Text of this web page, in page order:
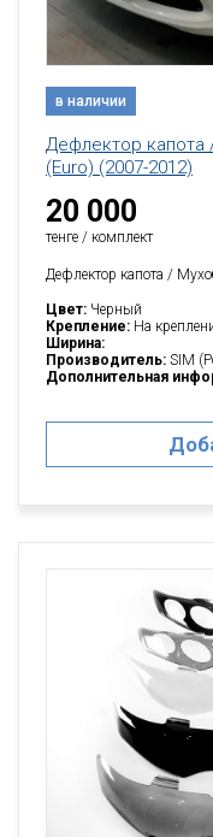
в наличии
Дефлектор капота
(Еuro) (2007-2012)
20 000
тенге / комплект
Дефлектор капота /
Цвет: Черный
Крепление: На
Ширина:
Производитель: SIM
Дополнительная